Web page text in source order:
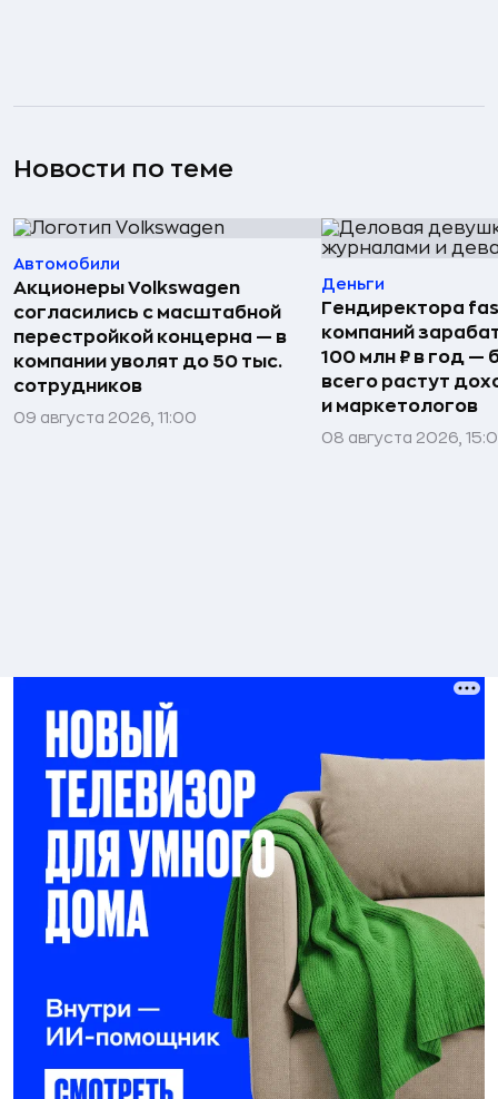
Новости по теме
Автомобили
Акционеры Volkswagen
согласились с масштабной
перестройкой концерна — в
компании уволят до 50 тыс.
сотрудников
09 августа 2026, 11:00
Деньги
Гендиректора
компаний
100 млн ₽ в год —
всего растут
и маркетологов
08 августа 2026,